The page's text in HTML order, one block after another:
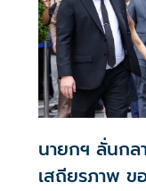
นายกฯ ลั่นกล
เสถียรภาพ ข